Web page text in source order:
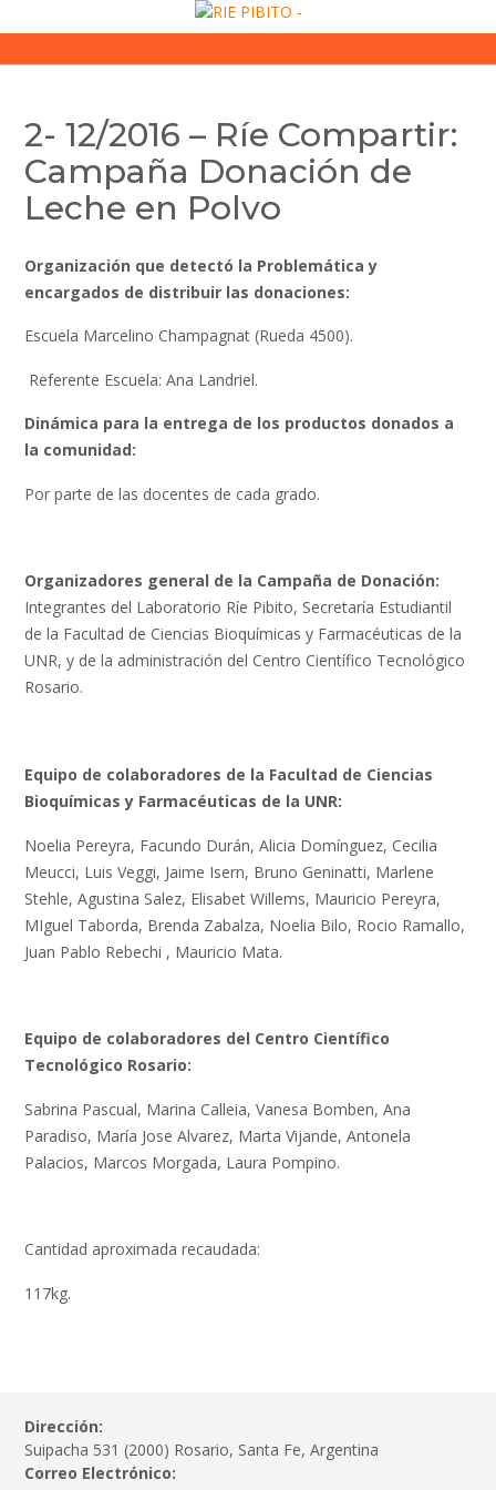
to
2- 12/2016 – Ríe Compartir:
Campaña Donación de
Leche en Polvo
Organización que detectó la Problemática y
encargados de distribuir las donaciones:
Escuela Marcelino Champagnat (Rueda 4500).
Referente Escuela: Ana Landriel.
Dinámica para la entrega de los productos donados a
la comunidad:
Por parte de las docentes de cada grado.
Organizadores general de la Campaña de Donación:
Integrantes del Laboratorio Ríe Pibito, Secretaría Estudiantil
de la Facultad de Ciencias Bioquímicas y Farmacéuticas de la
UNR, y de la administración del Centro Científico Tecnológico
Rosario.
Equipo de colaboradores de la Facultad de Ciencias
Bioquímicas y Farmacéuticas de la UNR:
Noelia Pereyra, Facundo Durán, Alicia Domínguez, Cecilia
Meucci, Luis Veggi, Jaime Isern, Bruno Geninatti, Marlene
Stehle, Agustina Salez, Elisabet Willems, Mauricio Pereyra,
MIguel Taborda, Brenda Zabalza, Noelia Bilo, Rocio Ramallo,
Juan Pablo Rebechi , Mauricio Mata.
Equipo de colaboradores del Centro Científico
Tecnológico Rosario:
Sabrina Pascual, Marina Calleia, Vanesa Bomben, Ana
Paradiso, María Jose Alvarez, Marta Vijande, Antonela
Palacios, Marcos Morgada, Laura Pompino.
Cantidad aproximada recaudada:
117kg.
Dirección:
Suipacha 531 (2000) Rosario, Santa Fe, Argentina
Correo Electrónico: